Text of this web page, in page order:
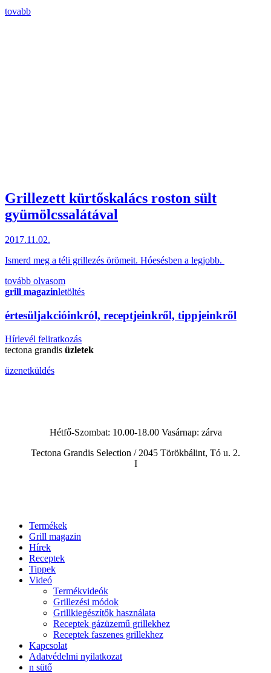
tovabb
Grillezett kürtőskalács roston sült
gyümölcssalátával
2017.11.02.
Ismerd meg a téli grillezés örömeit. Hóesésben a legjobb.
tovább olvasom
grill magazinletöltés
értesüljakcióinkról, receptjeinkről, tippjeinkről
Hírlevél feliratkozás
tectona grandis üzletek
üzenetküldés
Hétfő-Szombat: 10.00-18.00 Vasárnap: zárva
Tectona Grandis Selection / 2045 Törökbálint, Tó u. 2.
I
Termékek
Grill magazin
Hírek
Receptek
Tippek
Videó
Termékvideók
Grillezési módok
Grillkiegészítők használata
Receptek gázüzemű grillekhez
Receptek faszenes grillekhez
Kapcsolat
Adatvédelmi nyilatkozat
n sütő